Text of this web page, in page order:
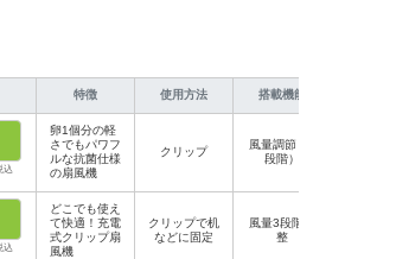
特徴 使用方法 搭載機能
込
卵1個分の軽
さでもパワフ
ルな抗菌仕様
の扇風機
クリップ
風量調節（3
段階）
込
どこでも使え
て快適！充電
式クリップ扇
風機
クリップで机
などに固定
風量3段階調
整